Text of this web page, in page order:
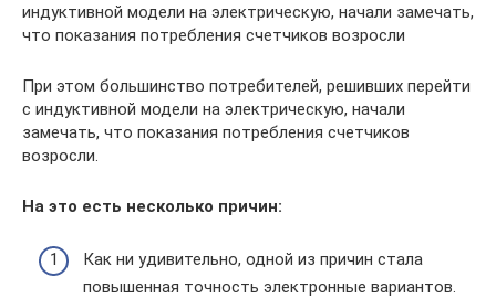
индуктивной модели на электрическую, начали замечать,
что показания потребления счетчиков возросли
При этом большинство потребителей, решивших перейти
с индуктивной модели на электрическую, начали
замечать, что показания потребления счетчиков
возросли.
На это есть несколько причин:
Как ни удивительно, одной из причин стала
повышенная точность электронные вариантов.